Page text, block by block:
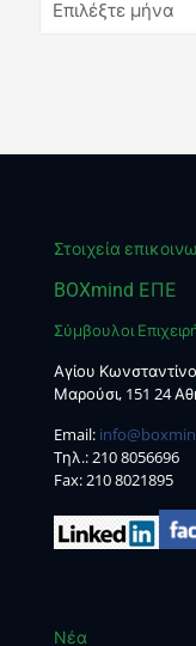
Στοιχεία
BOXmind ΕΠΕ
Σύμβουλοι
Αγίου
Μαρούσι, 151 24
Email:
Tηλ.:210 8056696
Fax: 210 8021895
Νέα